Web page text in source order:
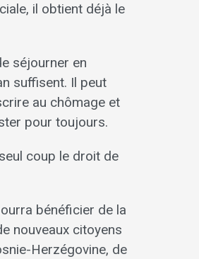
il obtient déjà le
séjourner en
suffisent. Il peut
au chômage et
pour toujours.
coup le droit de
bénéficier de la
nouveaux citoyens
Herzégovine, de